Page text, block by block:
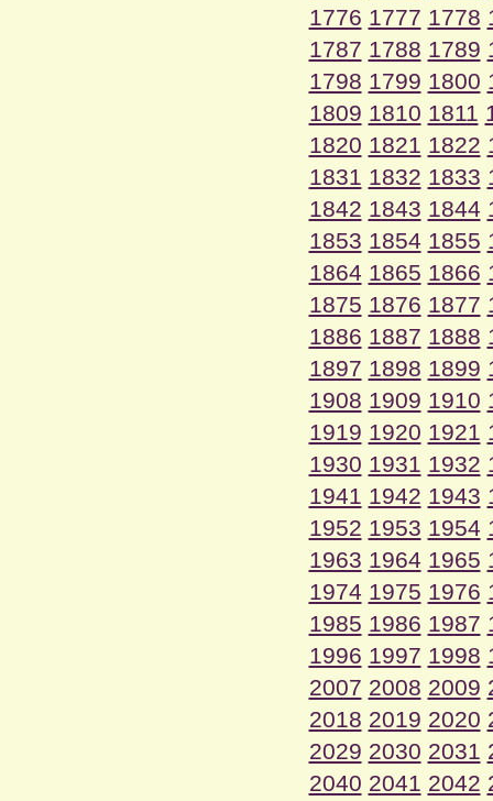
1776 1777 1778
1787 1788 1789
1798 1799 1800
1809 1810 1811
1820 1821 1822
1831 1832 1833
1842 1843 1844
1853 1854 1855
1864 1865 1866
1875 1876 1877
1886 1887 1888
1897 1898 1899
1908 1909 1910
1919 1920 1921
1930 1931 1932
1941 1942 1943
1952 1953 1954
1963 1964 1965
1974 1975 1976
1985 1986 1987
1996 1997 1998
2007 2008 2009
2018 2019 2020
2029 2030 2031
2040 2041 2042